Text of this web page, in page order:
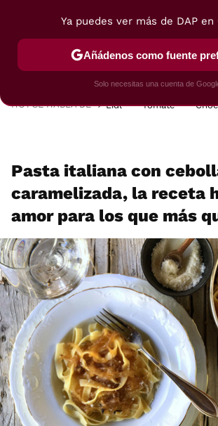
POSTRES VIAJES SELECCIÓN
HOY SE HABLA DE Lidl Tomate
Pasta italiana con
caramelizada, la receta
amor para los que más
Ya puedes ver más de DAP en
Añádenos como fuente
Solo necesitas una cuenta de